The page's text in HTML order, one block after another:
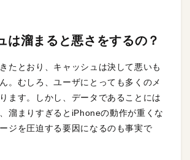
は溜まると悪さをするの？
たとおり、キャッシュは決して悪いも
。むしろ、ユーザにとっても多くのメ
ます。しかし、データであることには
溜まりすぎるとiPhoneの動作が重くな
ジを圧迫する要因になるのも事実で